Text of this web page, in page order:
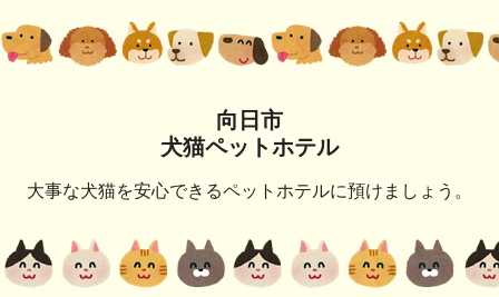
向日市
犬猫ペットホテル
大事な犬猫を安心できるペットホテルに預けましょう。